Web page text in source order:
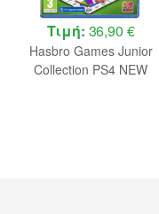
Τιμή: 36,90 €
Hasbro Games Junior
Collection PS4 NEW